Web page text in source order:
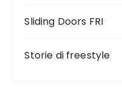
Sliding Doors FRI
Storie di freestyle